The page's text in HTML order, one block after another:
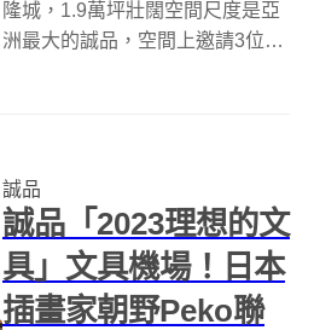
隆城，1.9萬坪壯闊空間尺度是亞
洲最大的誠品，空間上邀請3位跨
都可以在其中自然交會、盡情探
索的「明...
誠品
誠品「2023理想的文
具」文具機場！日本
插畫家朝野Peko聯